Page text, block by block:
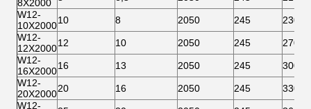
8X2000
W12-
10X200010 8 2050 245
230
W12-
12X200012 10 2050 245
270
W12-
16X200016 13 2050 245
300
W12-
20X200020 16 2050 245
330
W12-